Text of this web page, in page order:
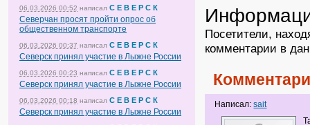
06.03.2026 00:52 написал С Е В Е Р С К
Северчан просят пройти опрос об
общественном транспорте
06.03.2026 00:37 написал С Е В Е Р С К
Северск принял участие в Лыжне России
06.03.2026 00:23 написал С Е В Е Р С К
Северск принял участие в Лыжне России
06.03.2026 00:18 написал С Е В Е Р С К
Северск принял участие в Лыжне России
Посетители,
комментарии в
Написал:sait